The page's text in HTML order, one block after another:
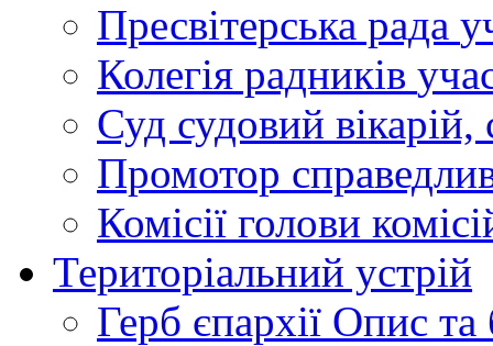
Пресвітерська рада
Колегія радників
Суд судовий вікарій,
Промотор
Комісії голови
Територіальний устрій
Герб єпархії Опис та